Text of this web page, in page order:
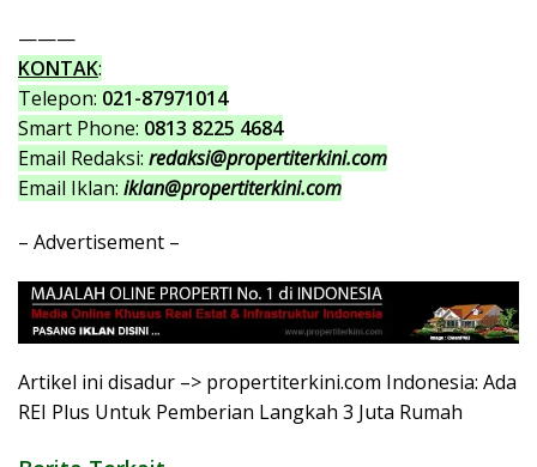
———
KONTAK:
Telepon: 021-87971014
Smart Phone: 0813 8225 4684
Email Redaksi: redaksi@propertiterkini.com
Email Iklan: iklan@propertiterkini.com
– Advertisement –
Artikel ini disadur –> propertiterkini.com Indonesia: Ada
REI Plus Untuk Pemberian Langkah 3 Juta Rumah